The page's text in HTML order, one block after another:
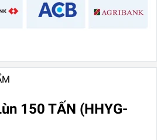
150 TẤN (HHYG-